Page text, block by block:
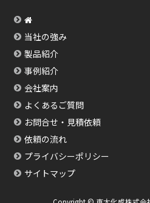
当社の強み
製品紹介
事例紹介
会社案内
よくあるご質問
お問合せ・見積依頼
依頼の流れ
プライバシーポリシー
サイトマップ